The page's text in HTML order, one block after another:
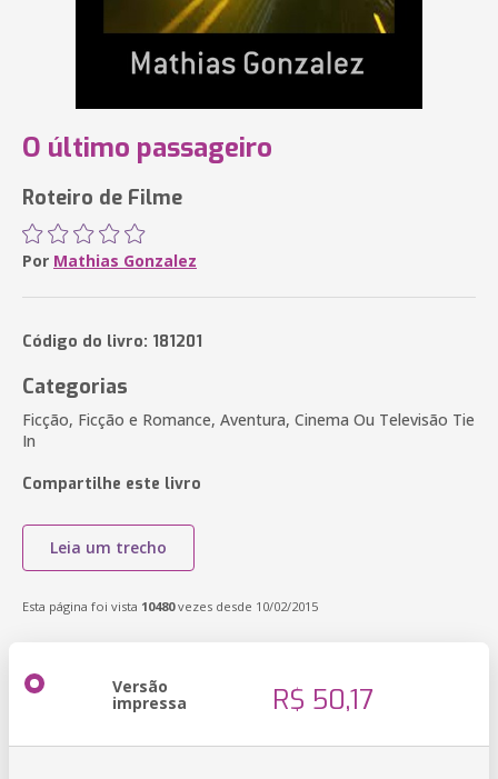
O último passageiro
Roteiro de Filme
Por Mathias Gonzalez
Código do livro: 181201
Categorias
Ficção, Ficção e Romance, Aventura, Cinema Ou Televisão Tie
In
Compartilhe este livro
Leia um trecho
Esta página foi vista 10480vezes desde 10/02/2015
Versão
impressa R$ 50,17